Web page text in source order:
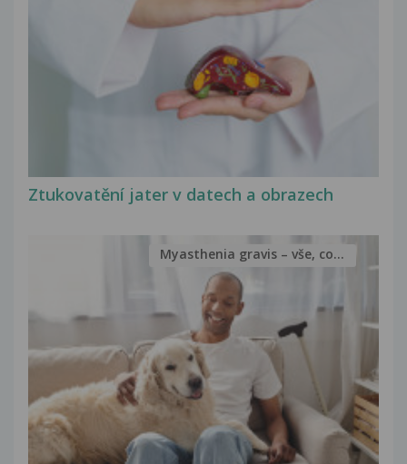
Ztukovatění jater v datech a obrazech
Myasthenia gravis – vše, co...